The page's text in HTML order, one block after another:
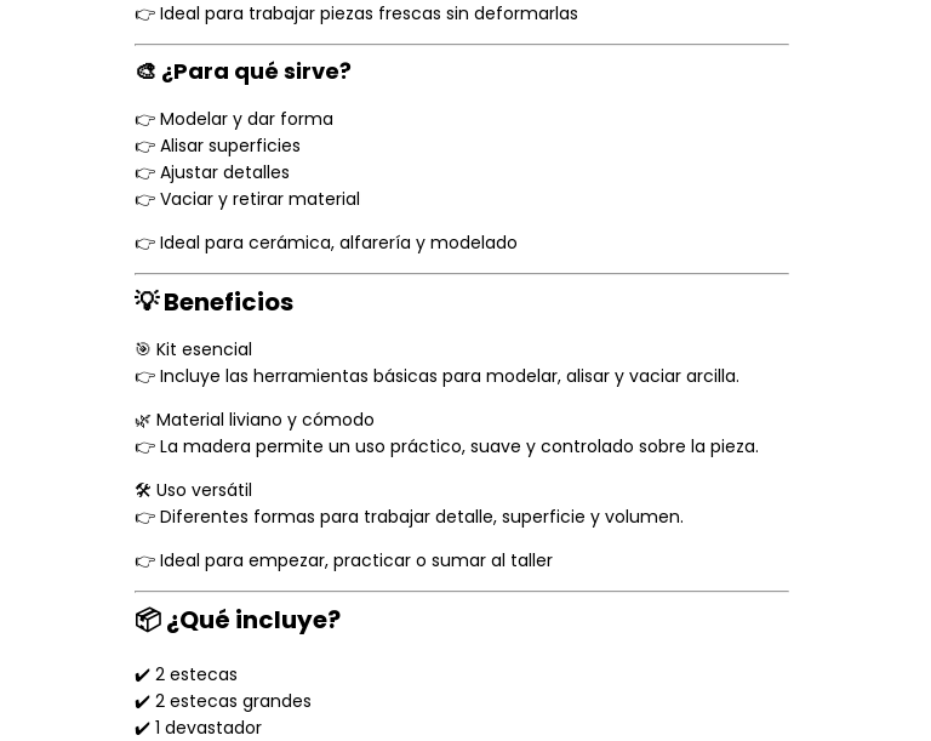
👉 Ideal para trabajar piezas frescas sin deformarlas
🎨 ¿Para qué sirve?
👉 Modelar y dar forma
👉 Alisar superficies
👉 Ajustar detalles
👉 Vaciar y retirar material
👉 Ideal para cerámica, alfarería y modelado
💡 Beneficios
🎯 Kit esencial
👉 Incluye las herramientas básicas para modelar, alisar y vaciar arcilla.
🌿 Material liviano y cómodo
👉 La madera permite un uso práctico, suave y controlado sobre la pieza.
🛠️ Uso versátil
👉 Diferentes formas para trabajar detalle, superficie y volumen.
👉 Ideal para empezar, practicar o sumar al taller
📦 ¿Qué incluye?
✔️ 2 estecas
✔️ 2 estecas grandes
✔️ 1 devastador